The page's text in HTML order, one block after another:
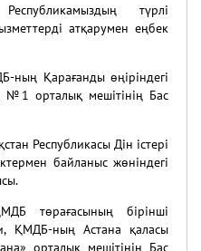
түрлі
атқарумен еңбек
Қарағанды өңіріндегі
№1 орталық мешітінің Бас
Республикасы Дін істері
байланыс жөніндегі
төрағасының бірінші
ҚМДБ-ның Астана қаласы
орталық мешітінің Бас